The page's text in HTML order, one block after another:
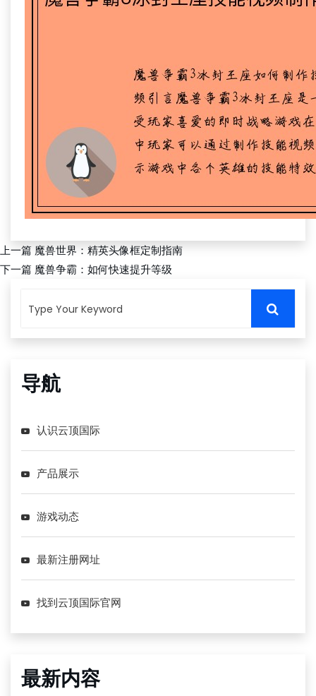
上一篇 魔兽世界：精英头像框定制指南
下一篇 魔兽争霸：如何快速提升等级
导航
认识云顶国际
产品展示
游戏动态
最新注册网址
找到云顶国际官网
最新内容